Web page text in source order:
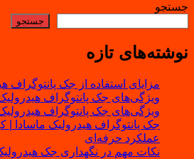
جستجو
جستجو
نوشته‌های تازه
مزایای استفاده از جک پانتوگراف
ویژگی‌های جک پانتوگراف هیدرولیک
ویژگی‌های جک پانتوگراف هیدرولیک
جک پانتوگراف هیدرولیک ماسادا |
عملکرد حرفه‌ای
نکات مهم در نگهداری جک